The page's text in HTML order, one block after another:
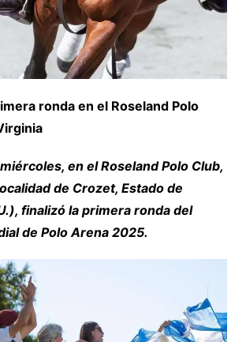
ronda en el Roseland Polo
en el Roseland Polo Club,
de Crozet, Estado de
finalizó la primera ronda del
de Polo Arena 2025.